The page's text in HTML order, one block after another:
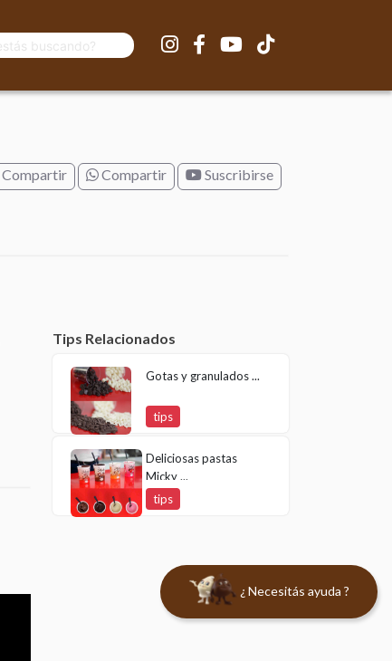
Compartir Compartir Suscribirse
Tips Relacionados
Gotas y granulados ...
tips
Deliciosas pastas
Micky ...
tips
¿ Necesitás ayuda ?